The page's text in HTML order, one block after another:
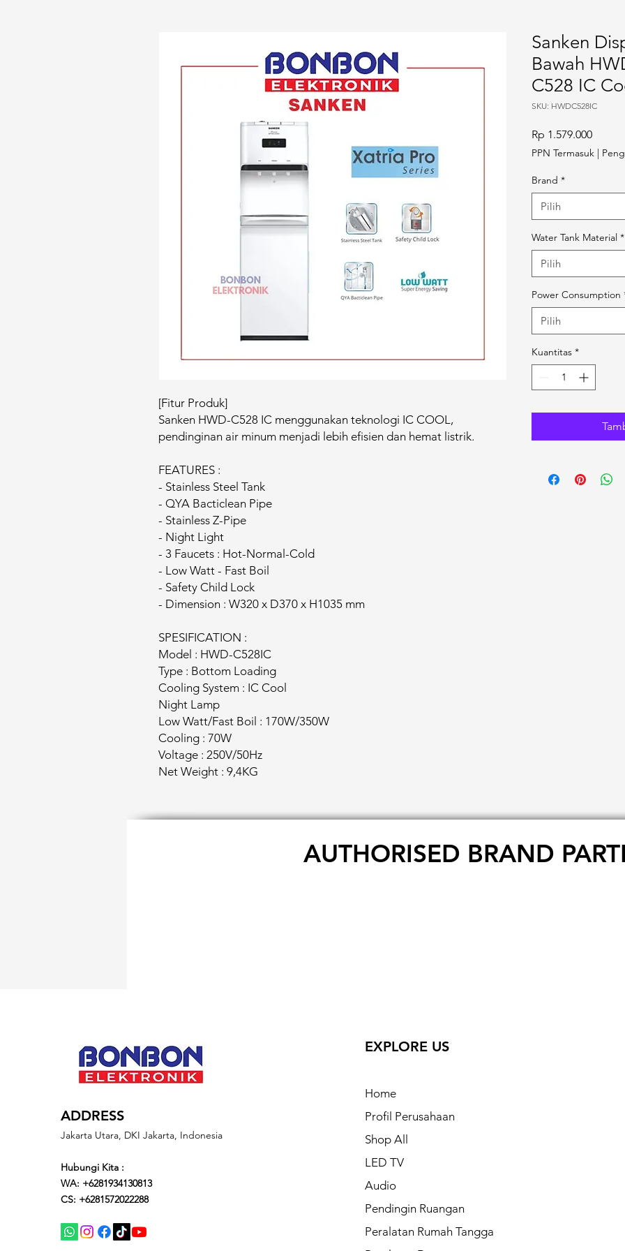
[Fitur Produk]
Sanken HWD-C528 IC menggunakan teknologi IC COOL,
pendinginan air minum menjadi lebih efisien dan hemat listrik.
FEATURES :
- Stainless Steel Tank
- QYA Bacticlean Pipe
- Stainless Z-Pipe
- Night Light
- 3 Faucets : Hot-Normal-Cold
- Low Watt - Fast Boil
- Safety Child Lock
- Dimension : W320 x D370 x H1035 mm
SPESIFICATION :
Model : HWD-C528IC
Type : Bottom Loading
Cooling System : IC Cool
Night Lamp
Low Watt/Fast Boil : 170W/350W
Cooling : 70W
Voltage : 250V/50Hz
Net Weight : 9,4KG
Sanken
Bawah
C528 IC
SKU: HWDC528IC
Rp 1.579.000Harga
PPN Termasuk |
Brand *
Pilih
Water Tank Material *
Pilih
Power Consumption
Pilih
Kuantitas *
AUTHORISED BRAND
ADDRESS
Jakarta Utara, DKI Jakarta, Indonesia
Hubungi Kita :
WA: +6281934130813
CS: +6281572022288
EXPLORE US
Home
Profil Perusahaan
Shop All
LED TV
Audio
Pendingin Ruangan
Peralatan Rumah Tangga